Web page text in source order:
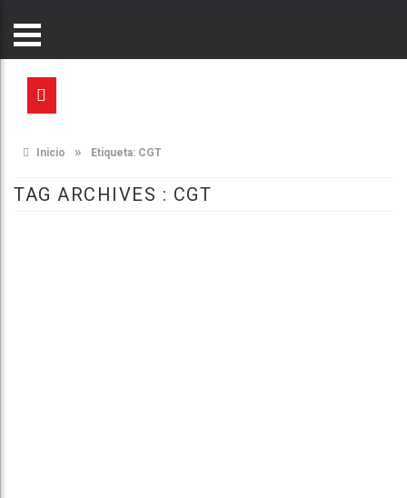
Inicio » Etiqueta: CGT
TAG ARCHIVES : CGT